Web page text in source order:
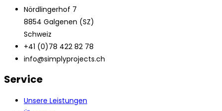
Nördlingerhof 7
8854 Galgenen (SZ)
Schweiz
+41 (0)78 422 82 78
info@simplyprojects.ch
Service
Unsere Leistungen